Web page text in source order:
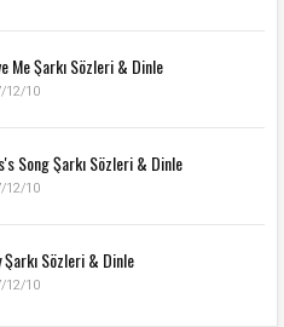
Me Şarkı Sözleri & Dinle
12/10
Song Şarkı Sözleri & Dinle
12/10
Sözleri & Dinle
12/10